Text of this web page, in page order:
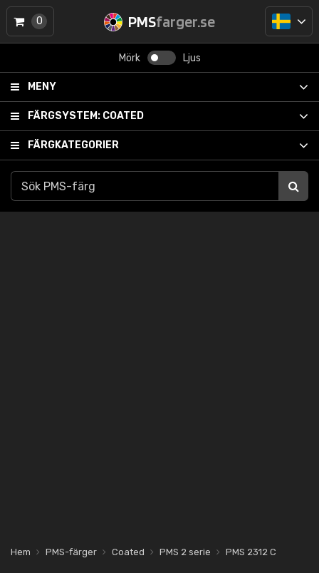
PMSfarger.se
Mörk Ljus
MENY
FÄRGSYSTEM: COATED
FÄRGKATEGORIER
0
Hem PMS-färger Coated PMS 2 serie PMS 2312 C